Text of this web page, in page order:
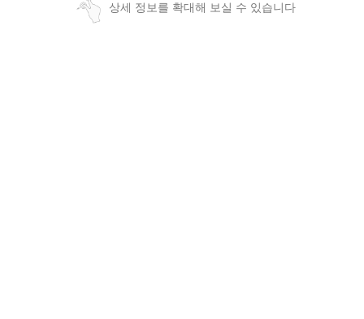
상세 정보를 확대해 보실 수 있습니다